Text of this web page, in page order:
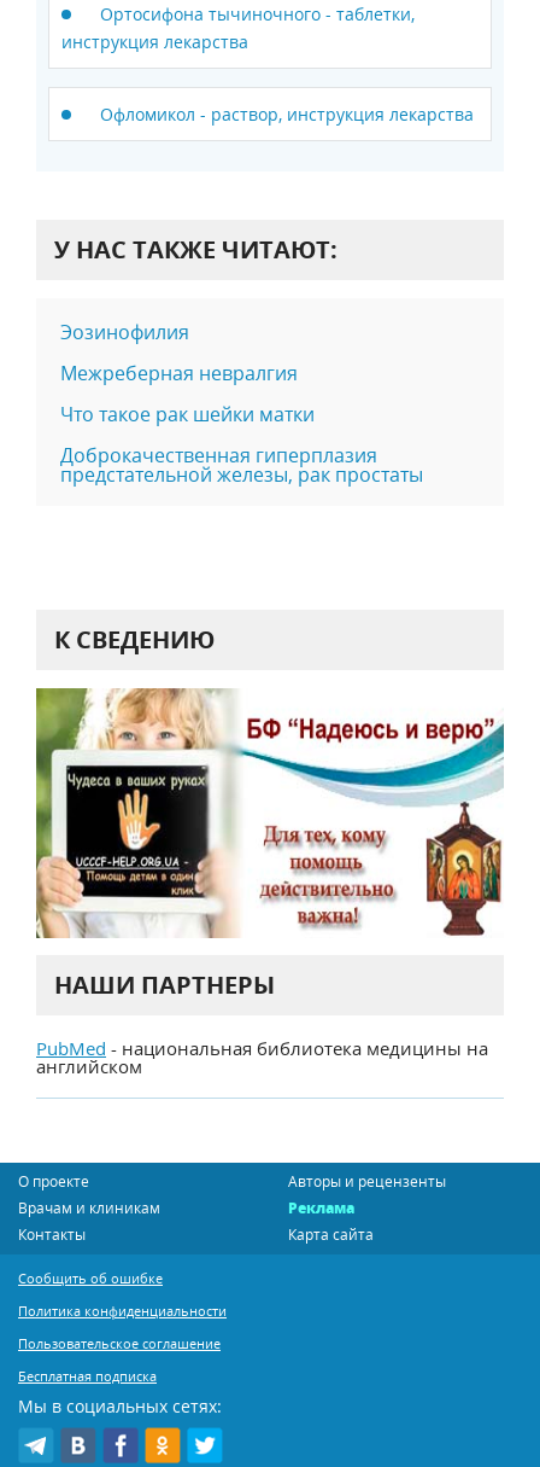
Ортосифона тычиночного - таблетки,
инструкция лекарства
Офломикол - раствор, инструкция лекарства
У НАС ТАКЖЕ ЧИТАЮТ:
Эозинофилия
Межреберная невралгия
Что такое рак шейки матки
Доброкачественная гиперплазия
предстательной железы, рак простаты
К СВЕДЕНИЮ
НАШИ ПАРТНЕРЫ
PubMed - национальная библиотека медицины на
английском
О проекте
Авторы и рецензенты
Врачам и клиникам
Реклама
Контакты
Карта сайта
Сообщить об ошибке
Политика конфиденциальности
Пользовательское соглашение
Бесплатная подписка
Мы в социальных сетях: